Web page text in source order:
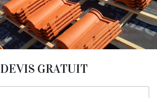
DEVIS GRATUIT